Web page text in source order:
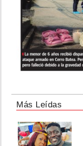
Más Leídas